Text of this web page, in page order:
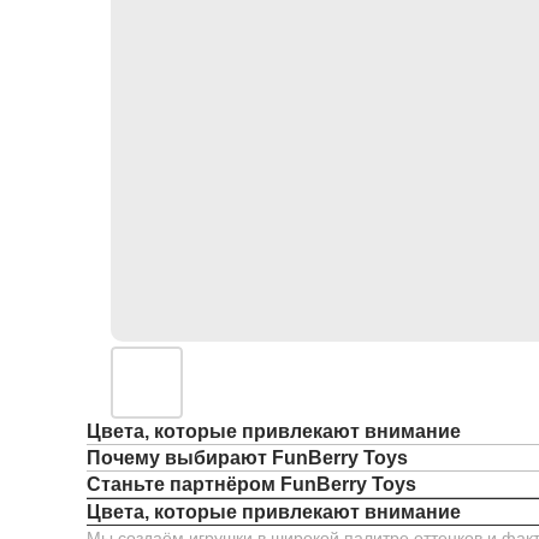
Цвета, которые привлекают внимание
Почему выбирают FunBerry Toys
Станьте партнёром FunBerry Toys
Цвета, которые привлекают внимание